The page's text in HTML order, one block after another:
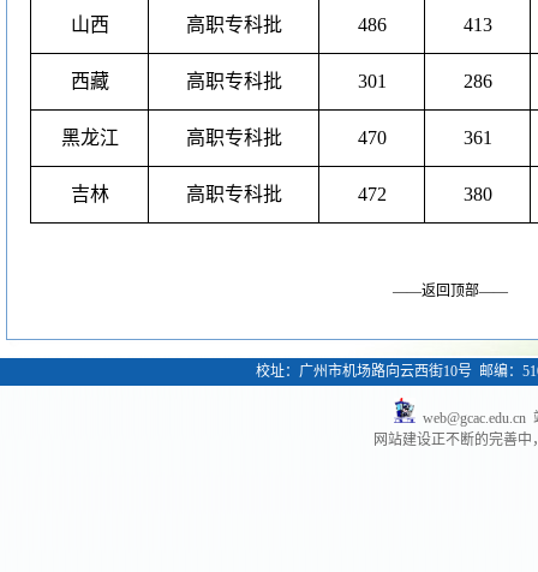
山西 高职专科批 486 413
西藏 高职专科批 301 286
黑龙江 高职专科批 470 361
吉林 高职专科批 472 380
——返回顶部——
校址：广州市机场路向云西街10号 邮编：
web@gcac.edu.cn
网站建设正不断的完善中